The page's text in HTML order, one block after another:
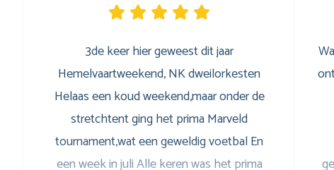
3de keer hier geweest dit jaar
Hemelvaartweekend, NK dweilorkesten
Helaas een koud weekend,maar onder de
stretchtent ging het prima Marveld
tournament,wat een geweldig voetbal En
een week in juli Alle keren was het prima